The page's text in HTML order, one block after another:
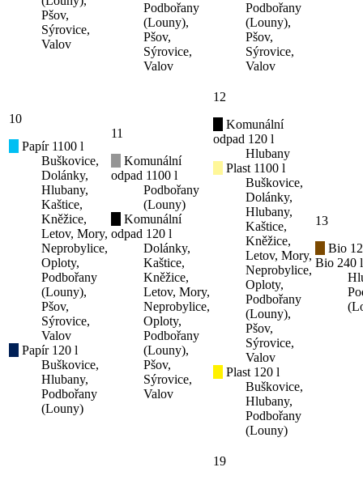
Pšov,
Sýrovice,
Valov
Podbořany
(Louny),
Pšov,
Sýrovice,
Valov
Podbořany
(Louny),
Pšov,
Sýrovice,
Valov
10
Papír 1100 l
Buškovice,
Dolánky,
Hlubany,
Kaštice,
Kněžice,
Letov, Mory,
Neprobylice,
Oploty,
Podbořany
(Louny),
Pšov,
Sýrovice,
Valov
Papír 120 l
Buškovice,
Hlubany,
Podbořany
(Louny)
11
Komunální
odpad 1100 l
Podbořany
(Louny)
Komunální
odpad 120 l
Dolánky,
Kaštice,
Kněžice,
Letov, Mory,
Neprobylice,
Oploty,
Podbořany
(Louny),
Pšov,
Sýrovice,
Valov
12
Komunální
odpad 120 l
Hlubany
Plast 1100 l
Buškovice,
Dolánky,
Hlubany,
Kaštice,
Kněžice,
Letov, Mory,
Neprobylice,
Oploty,
Podbořany
(Louny),
Pšov,
Sýrovice,
Valov
Plast 120 l
Buškovice,
Hlubany,
Podbořany
(Louny)
13
Bio
Bio 240 l
19